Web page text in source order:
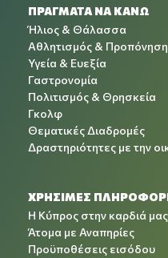
ΠΡΑΓΜΑΤΑ ΝΑ ΚΑΝΩ
Ήλιος & Θάλασσα
Αθλητισμός & Προπόνηση
Υγεία & Ευεξία
Γαστρονομία
Πολιτισμός & Θρησκεία
Γκολφ
Θεματικές Διαδρομές
Δραστηριότητες με την
ΧΡΉΣΙΜΕΣ
Η Κύπρος στην καρδιά μας
Άτομα με Αναπηρίες
Προϋποθέσεις εισόδου